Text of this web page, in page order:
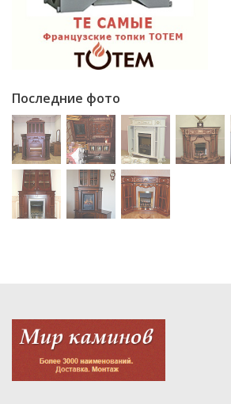
Последние фото